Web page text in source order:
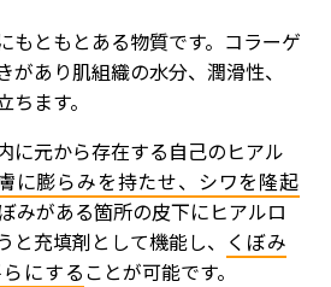
もともとある物質です。コラーゲ
があり肌組織の水分、潤滑性、
ます。
に元から存在する自己のヒアル
に膨らみを持たせ、シワを隆起
みがある箇所の皮下にヒアルロ
と充填剤として機能し、 くぼみ
にすることが可能です。